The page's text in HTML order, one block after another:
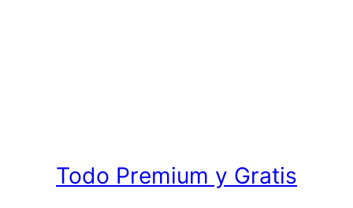
Todo Premium y Gratis